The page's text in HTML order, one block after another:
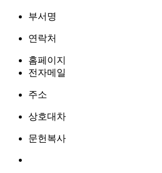
부서명
연락처
홈페이지
전자메일
주소
상호대차
문헌복사